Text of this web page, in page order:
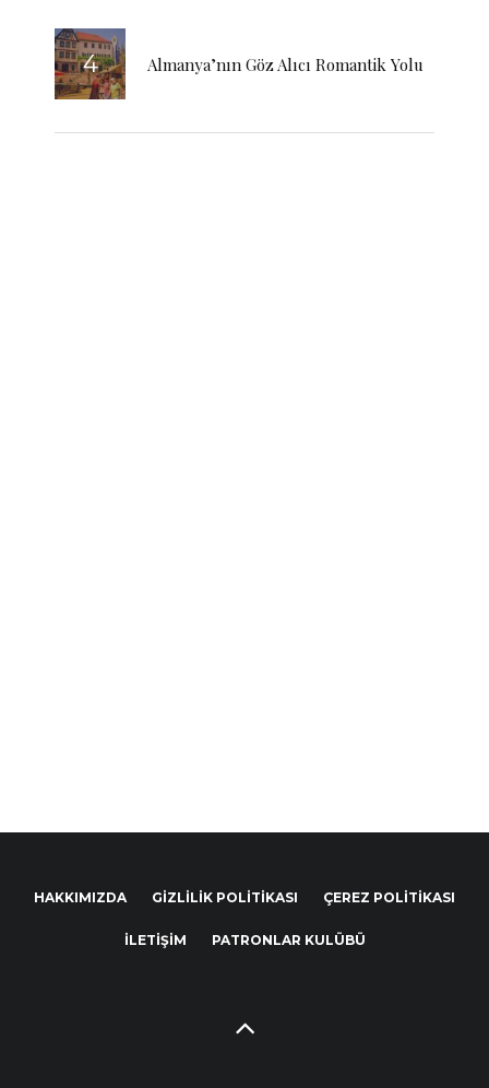
Almanya’nın Göz Alıcı Romantik Yolu
HAKKIMIZDA GIZLILIK POLITIKASI ÇEREZ POLITIKASI
İLETIŞIM PATRONLAR KULÜBÜ